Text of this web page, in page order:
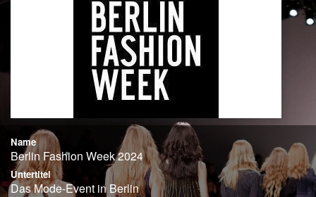
Name
Berlin Fashion Week 2024
Untertitel
Das Mode-Event in Berlin